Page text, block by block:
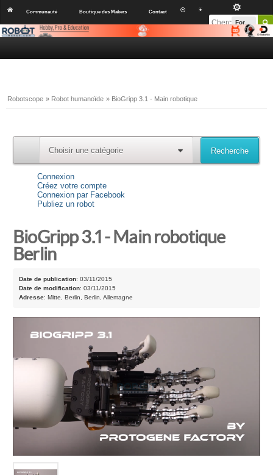
Communauté Boutique des Makers Contact
Forums
Robotscope » Robot humanoïde » BioGripp 3.1 - Main robotique
Choisir une catégorie 0 Recherche
Connexion
Créez votre compte
Connexion par Facebook
Publiez un robot
BioGripp 3.1 - Main robotique
Berlin
Date de publication: 03/11/2015
Date de modification: 03/11/2015
Adresse: Mitte, Berlin, Berlin, Allemagne